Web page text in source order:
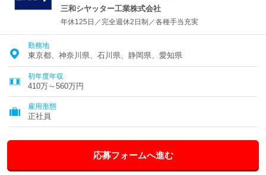
三和シヤッター工業株式会社
年休125日／完全週休2日制／各種手当充実
勤務地
東京都、神奈川県、石川県、静岡県、愛知県
初年度年収
410万～560万円
雇用形態
正社員
応募フォームへ進む